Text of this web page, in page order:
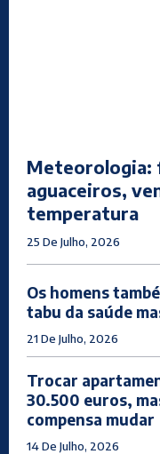
Meteorologia:
aguaceiros,
temperatura
25 De Julho, 2026
Os homens
tabu da saúde
21 De Julho, 2026
Trocar
30.500 euros,
compensa mudar
14 De Julho, 2026